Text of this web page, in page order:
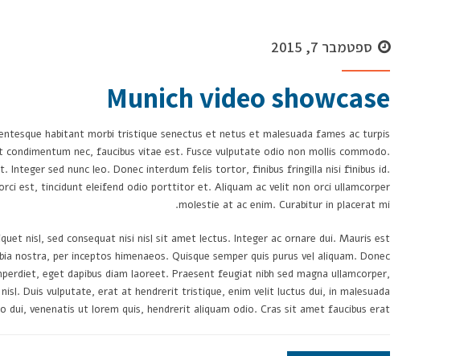
ספטמבר 7, 2015
Munich video showcase
habitant morbi tristique senectus et netus et malesuada fames ac turpis
nec, faucibus vitae est. Fusce vulputate odio non mollis commodo.
sed nunc leo. Donec interdum felis tortor, finibus fringilla nisi finibus id.
est, tincidunt eleifend odio porttitor et. Aliquam ac velit non orci ullamcorper
molestie at ac enim. Curabitur in placerat mi.
nisl, sed consequat nisi nisl sit amet lectus. Integer ac ornare dui. Mauris est
per inceptos himenaeos. Quisque semper quis purus vel aliquam. Donec
eget dapibus diam laoreet. Praesent feugiat nibh sed magna ullamcorper,
Duis vulputate, erat at hendrerit tristique, enim velit luctus dui, in malesuada
dui, venenatis ut lorem quis, hendrerit aliquam odio. Cras sit amet faucibus erat.